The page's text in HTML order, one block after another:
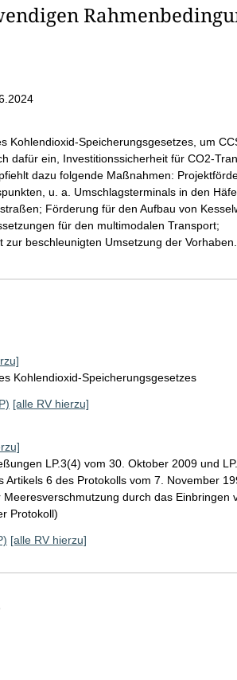
Kohlendioxid-Speicherungsgesetzes, um
dafür ein, Investitionssicherheit für CO2-
dazu folgende Maßnahmen:
u. a. Umschlagsterminals in den
Förderung für den Aufbau von
für den multimodalen Transport;
beschleunigten Umsetzung der Vorhaben.
Kohlendioxid-Speicherungsgesetzes
[alle RV hierzu]
LP.3(4) vom 30. Oktober 2009 und
6 des Protokolls vom 7. November
durch das Einbringen
Protokoll)
[alle RV hierzu]